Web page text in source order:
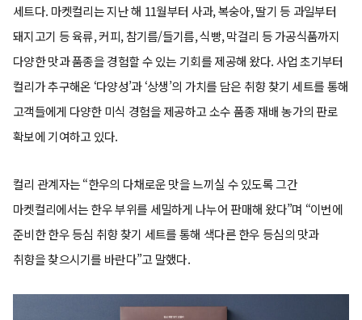
세트다. 마켓컬리는 지난 해 11월부터 사과, 복숭아, 딸기 등 과일부터
돼지고기 등 육류, 커피, 참기름/들기름, 식빵, 막걸리 등 가공식품까지
다양한 맛과 품종을 경험할 수 있는 기회를 제공해 왔다. 사업 초기부터
컬리가 추구해온 ‘다양성’과 ‘상생’의 가치를 담은 취향 찾기 세트를 통해
고객들에게 다양한 미식 경험을 제공하고 소수 품종 재배 농가의 판로
확보에 기여하고 있다.
컬리 관계자는 “한우의 다채로운 맛을 느끼실 수 있도록 그간
마켓컬리에서는 한우 부위를 세밀하게 나누어 판매해 왔다”며 “이번에
준비한 한우 등심 취향 찾기 세트를 통해 색다른 한우 등심의 맛과
취향을 찾으시기를 바란다”고 말했다.